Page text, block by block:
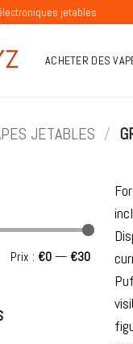
jetables Nous
ACHETER DES
JETABLES /
Prix : €0 — €30